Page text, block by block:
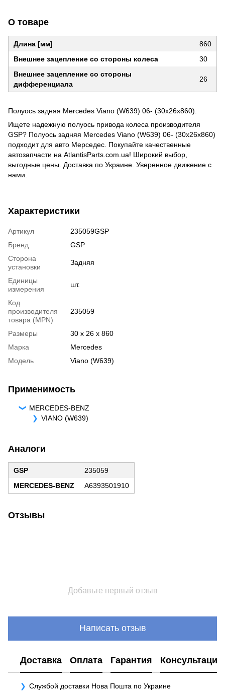
О товаре
Длина [мм]
860
Внешнее зацепление со стороны колеса
30
Внешнее зацепление со стороны
дифференциала
26
Полуось задняя Mercedes Viano (W639) 06- (30x26x860).
Ищете надежную полуось привода колеса производителя
GSP? Полуось задняя Mercedes Viano (W639) 06- (30x26x860)
подходит для авто Мерседес. Покупайте качественные
автозапчасти на AtlantisParts.com.ua! Широкий выбор,
выгодные цены. Доставка по Украине. Уверенное движение с
нами.
Характеристики
Артикул
235059GSP
Бренд
GSP
Сторона
установки
Задняя
Единицы
измерения
шт.
Код
производителя
товара (MPN)
235059
Размеры
30 x 26 x 860
Марка
Mercedes
Модель
Viano (W639)
Применимость
MERCEDES-BENZ
VIANO (W639)
Аналоги
GSP
235059
MERCEDES-BENZ
A6393501910
Отзывы
Добавьте первый отзыв
Написать отзыв
Доставка Оплата Гарантия Консультация
Службой доставки Нова Пошта по Украине